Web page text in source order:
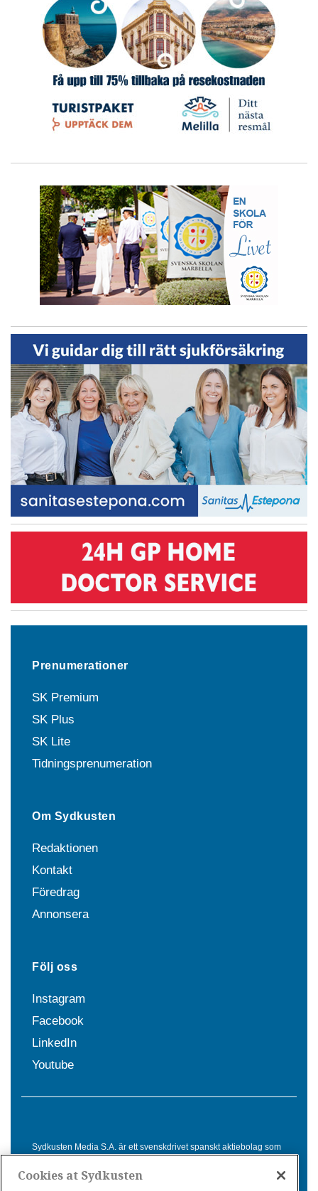
Prenumerationer
SK Premium
SK Plus
SK Lite
Tidningsprenumeration
Om Sydkusten
Redaktionen
Kontakt
Föredrag
Annonsera
Följ oss
Instagram
Facebook
LinkedIn
Youtube
Sydkusten Media S.A. är ett svenskdrivet spanskt aktiebolag som
Spanien. Genom nyhetsbevakning av hela Spanien, med bas på
Cookies at Sydkusten